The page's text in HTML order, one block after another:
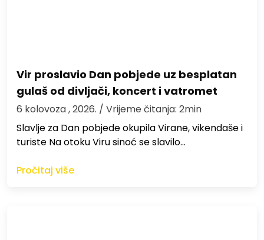
Vir proslavio Dan pobjede uz besplatan
gulaš od divljači, koncert i vatromet
6 kolovoza , 2026. / Vrijeme čitanja: 2min
Slavlje za Dan pobjede okupila Virane, vikendaše i
turiste Na otoku Viru sinoć se slavilo…
Pročitaj više